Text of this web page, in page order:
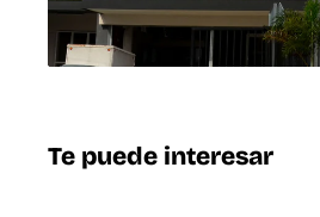
Te puede interesar